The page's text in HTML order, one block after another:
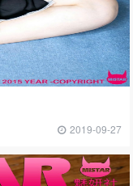
2019-09-27